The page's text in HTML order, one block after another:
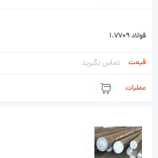
فولاد 1.7709
تماس بگیرید